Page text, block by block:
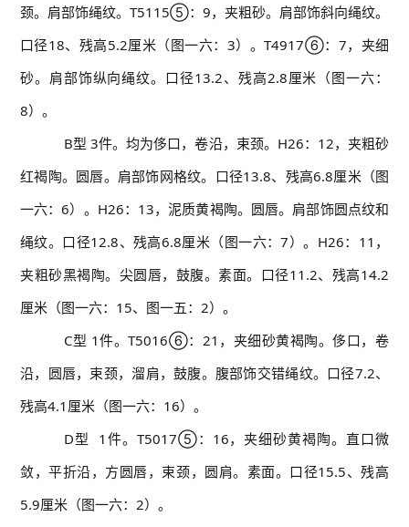
颈。肩部饰绳纹。T5115⑤：9，夹粗砂。肩部饰斜向绳纹。
口径18、残高5.2厘米（图一六：3）。T4917⑥：7，夹细
砂。肩部饰纵向绳纹。口径13.2、残高2.8厘米（图一六：
8）。
B型 3件。均为侈口，卷沿，束颈。H26：12，夹粗砂
红褐陶。圆唇。肩部饰网格纹。口径13.8、残高6.8厘米（图
一六：6）。H26：13，泥质黄褐陶。圆唇。肩部饰圆点纹和
绳纹。口径12.8、残高6.8厘米（图一六：7）。H26：11，
夹粗砂黑褐陶。尖圆唇，鼓腹。素面。口径11.2、残高14.2
厘米（图一六：15、图一五：2）。
C型 1件。T5016⑥：21，夹细砂黄褐陶。侈口，卷
沿，圆唇，束颈，溜肩，鼓腹。腹部饰交错绳纹。口径7.2、
残高4.1厘米（图一六：16）。
D型 1件。T5017⑤：16，夹细砂黄褐陶。直口微
敛，平折沿，方圆唇，束颈，圆肩。素面。口径15.5、残高
5.9厘米（图一六：2）。